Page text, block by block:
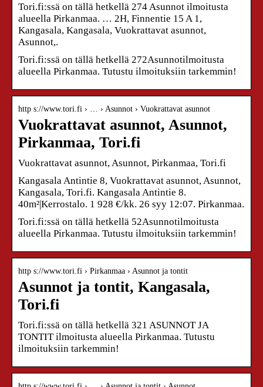
Tori.fi:ssä on tällä hetkellä 274 Asunnot ilmoitusta
alueella Pirkanmaa. … 2H, Finnentie 15 A 1,
Kangasala, Kangasala, Vuokrattavat asunnot,
Asunnot,.
Tori.fi:ssä on tällä hetkellä 272Asunnotilmoitusta
alueella Pirkanmaa. Tutustu ilmoituksiin tarkemmin!
http s://www.tori.fi › … › Asunnot › Vuokrattavat asunnot
Vuokrattavat asunnot, Asunnot,
Pirkanmaa, Tori.fi
Vuokrattavat asunnot, Asunnot, Pirkanmaa, Tori.fi
Kangasala Antintie 8, Vuokrattavat asunnot, Asunnot,
Kangasala, Tori.fi. Kangasala Antintie 8.
40m²|Kerrostalo. 1 928 €/kk. 26 syy 12:07. Pirkanmaa.
Tori.fi:ssä on tällä hetkellä 52Asunnotilmoitusta
alueella Pirkanmaa. Tutustu ilmoituksiin tarkemmin!
http s://www.tori.fi › Pirkanmaa › Asunnot ja tontit
Asunnot ja tontit, Kangasala,
Tori.fi
Tori.fi:ssä on tällä hetkellä 321 ASUNNOT JA
TONTIT ilmoitusta alueella Pirkanmaa. Tutustu
ilmoituksiin tarkemmin!